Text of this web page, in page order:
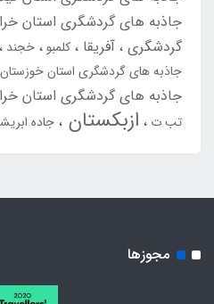
جاذبه های گردشگری استان
گردشگری آفریقا کلمبو خجند
جاذبه های گردشگری استان خوزستان
جاذبه های گردشگری استان
تب ت ازبکستان جاده
مجوزها